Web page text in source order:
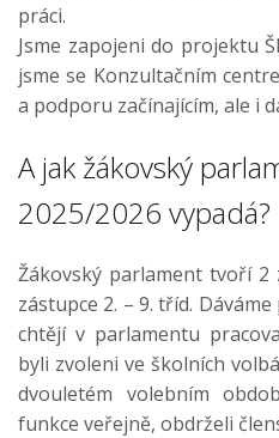
práci.
Jsme zapojeni do projektu
jsme se Konzultačním
a podporu začínajícím, ale i
A jak žákovský
2025/2026 vypadá?
Žákovský parlament tvoří
zástupce 2. – 9. tříd.
chtějí v parlamentu
byli zvoleni ve školních
dvouletém volebním
funkce veřejně, obdrželi